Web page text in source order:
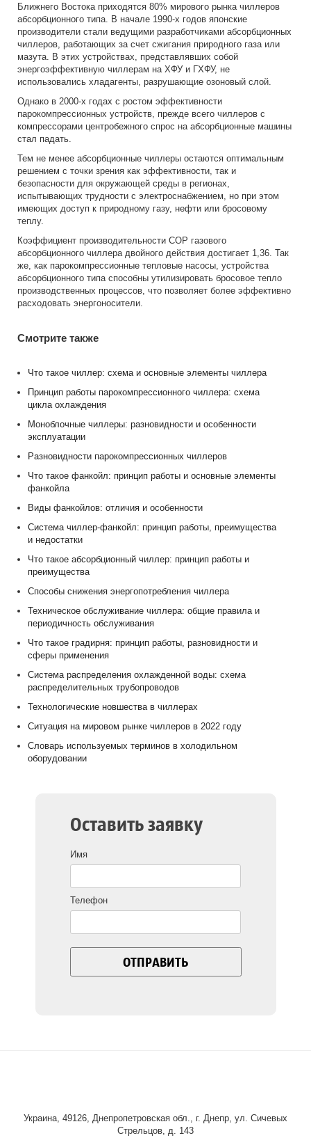
Ближнего Востока приходятся 80% мирового рынка чиллеров
абсорбционного типа. В начале 1990-х годов японские
производители стали ведущими разработчиками абсорбционных
чиллеров, работающих за счет сжигания природного газа или
мазута. В этих устройствах, представлявших собой
энергоэффективную чиллерам на ХФУ и ГХФУ, не
использовались хладагенты, разрушающие озоновый слой.
Однако в 2000-х годах с ростом эффективности
парокомпрессионных устройств, прежде всего чиллеров с
компрессорами центробежного спрос на абсорбционные машины
стал падать.
Тем не менее абсорбционные чиллеры остаются оптимальным
решением с точки зрения как эффективности, так и
безопасности для окружающей среды в регионах,
испытывающих трудности с электроснабжением, но при этом
имеющих доступ к природному газу, нефти или бросовому
теплу.
Коэффициент производительности СОР газового
абсорбционного чиллера двойного действия достигает 1,36. Так
же, как парокомпрессионные тепловые насосы, устройства
абсорбционного типа способны утилизировать бросовое тепло
производственных процессов, что позволяет более эффективно
расходовать энергоносители.
Смотрите также
Что такое чиллер: схема и основные элементы чиллера
Принцип работы парокомпрессионного чиллера: схема
цикла охлаждения
Моноблочные чиллеры: разновидности и особенности
эксплуатации
Разновидности парокомпрессионных чиллеров
Что такое фанкойл: принцип работы и основные элементы
фанкойла
Виды фанкойлов: отличия и особенности
Система чиллер-фанкойл: принцип работы, преимущества
и недостатки
Что такое абсорбционный чиллер: принцип работы и
преимущества
Способы снижения энергопотребления чиллера
Техническое обслуживание чиллера: общие правила и
периодичность обслуживания
Что такое градирня: принцип работы, разновидности и
сферы применения
Система распределения охлажденной воды: схема
распределительных трубопроводов
Технологические новшества в чиллерах
Ситуация на мировом рынке чиллеров в 2022 году
Словарь используемых терминов в холодильном
оборудовании
Оставить заявку
Имя
Телефон
Украина, 49126, Днепропетровская обл., г. Днепр, ул. Сичевых
Стрельцов, д. 143